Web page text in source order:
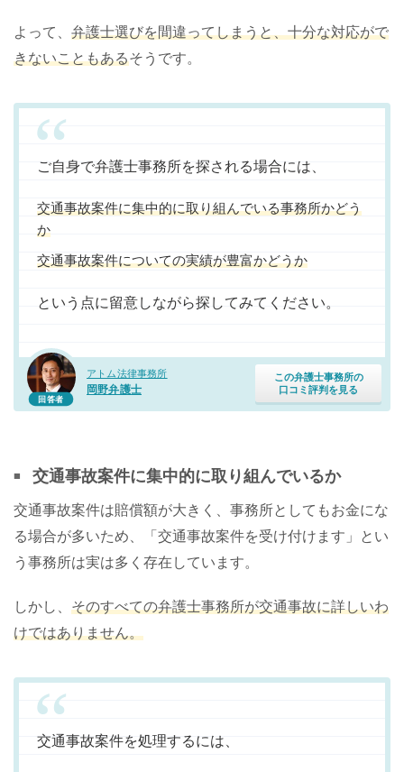
よって、 弁護士選びを間違ってしまうと、十分な対応がで
きないこともあるそうです。
回答者
アトム法律事務所
岡野弁護士
この弁護士事務所の
口コミ評判を見る
ご自身で弁護士事務所を探される場合には、
交通事故案件に集中的に取り組んでいる事務所かどう
か
交通事故案件についての実績が豊富かどうか
という点に留意しながら探してみてください。
交通事故案件に集中的に取り組んでいるか
交通事故案件は賠償額が大きく、事務所としてもお金にな
る場合が多いため、「交通事故案件を受け付けます」とい
う事務所は実は多く存在しています。
しかし、 そのすべての弁護士事務所が交通事故に詳しいわ
けではありません。
交通事故案件を処理するには、